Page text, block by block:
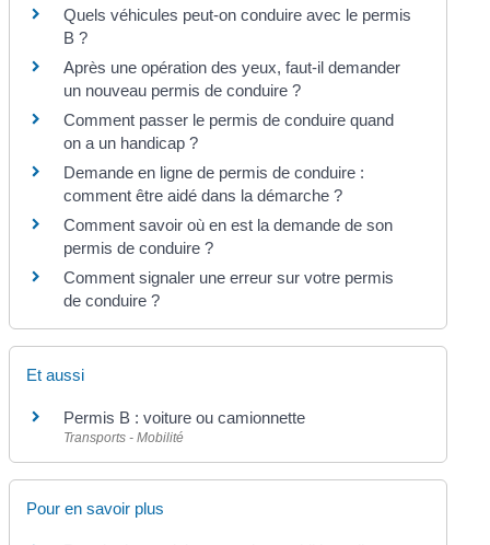
Quels véhicules peut-on conduire avec le permis
B ?
Après une opération des yeux, faut-il demander
un nouveau permis de conduire ?
Comment passer le permis de conduire quand
on a un handicap ?
Demande en ligne de permis de conduire :
comment être aidé dans la démarche ?
Comment savoir où en est la demande de son
permis de conduire ?
Comment signaler une erreur sur votre permis
de conduire ?
Et aussi
Permis B : voiture ou camionnette
Transports - Mobilité
Pour en savoir plus